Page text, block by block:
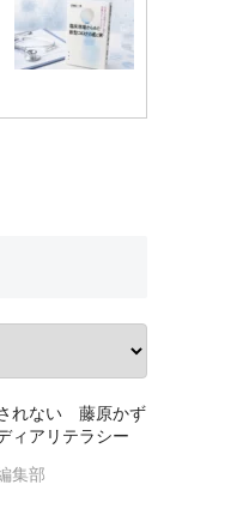
れない 藤原かず
ィアリテラシー
集部